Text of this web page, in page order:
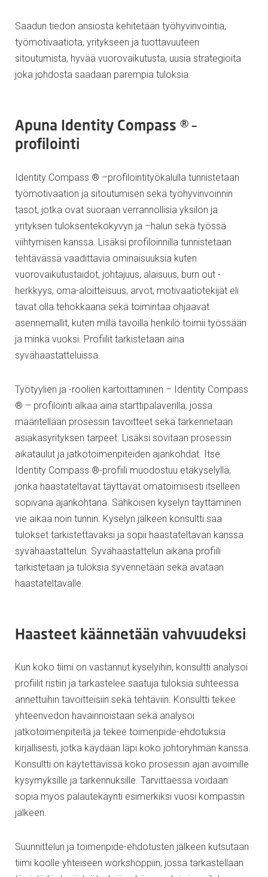
Saadun tiedon ansiosta kehitetään työhyvinvointia,
työmotivaatiota, yritykseen ja tuottavuuteen
sitoutumista, hyvää vuorovaikutusta, uusia strategioita
joka johdosta saadaan parempia tuloksia.
Apuna Identity Compass ® –
profilointi
Identity Compass ® –profilointityökalulla tunnistetaan
työmotivaation ja sitoutumisen sekä työhyvinvoinnin
tasot, jotka ovat suoraan verrannollisia yksilön ja
yrityksen tuloksentekokyvyn ja –halun sekä työssä
viihtymisen kanssa. Lisäksi profiloinnilla tunnistetaan
tehtävässä vaadittavia ominaisuuksia kuten
vuorovaikutustaidot, johtajuus, alaisuus, burn out -
herkkyys, oma-aloitteisuus, arvot, motivaatiotekijät eli
tavat olla tehokkaana sekä toimintaa ohjaavat
asennemallit, kuten millä tavoilla henkilö toimii työssään
ja minkä vuoksi. Profiilit tarkistetaan aina
syvähaastatteluissa.
Työtyylien ja -roolien kartoittaminen – Identity Compass
® – profilointi alkaa aina starttipalaverilla, jossa
määritellään prosessin tavoitteet sekä tarkennetaan
asiakasyrityksen tarpeet. Lisäksi sovitaan prosessin
aikataulut ja jatkotoimenpiteiden ajankohdat. Itse
Identity Compass ®-profiili muodostuu etäkyselyllä,
jonka haastateltavat täyttävät omatoimisesti itselleen
sopivana ajankohtana. Sähköisen kyselyn täyttäminen
vie aikaa noin tunnin. Kyselyn jälkeen konsultti saa
tulokset tarkistettavaksi ja sopii haastateltavan kanssa
syvähaastattelun. Syvähaastattelun aikana profiili
tarkistetaan ja tuloksia syvennetään sekä avataan
haastateltavalle.
Haasteet käännetään vahvuudeksi
Kun koko tiimi on vastannut kyselyihin, konsultti analysoi
profiilit ristiin ja tarkastelee saatuja tuloksia suhteessa
annettuihin tavoitteisiin sekä tehtäviin. Konsultti tekee
yhteenvedon havainnoistaan sekä analysoi
jatkotoimenpiteitä ja tekee toimenpide-ehdotuksia
kirjallisesti, jotka käydään läpi koko johtoryhmän kanssa.
Konsultti on käytettävissä koko prosessin ajan avoimille
kysymyksille ja tarkennuksille. Tarvittaessa voidaan
sopia myös palautekäynti esimerkiksi vuosi kompassin
jälkeen.
Suunnittelun ja toimenpide-ehdotusten jälkeen kutsutaan
tiimi koolle yhteiseen workshoppiin, jossa tarkastellaan